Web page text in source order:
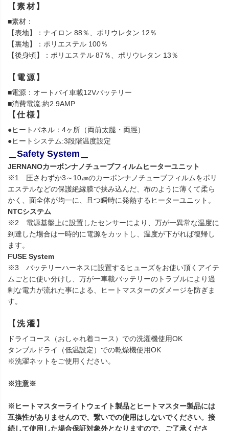
【素材】
■素材：
【表地】：ナイロン 88％、ポリウレタン 12％
【裏地】：ポリエステル 100％
【後身頃】：ポリエステル 87％、ポリウレタン 13％
【電源】
■電源：オートバイ車載12Vバッテリー
■消費電流:約2.9AMP
【仕様】
●ヒートパネル：4ヶ所（両前太腿・両脛）
●ヒートシステム:3段階温度設定
＿Safety System＿
JERNANOカーボンナノチューブフィルムヒーターユニット
※1 圧さわずか3～10㎛のカーボンナノチューブフィルムをポリ
エステルなどの保護絶縁膜で挟み込んだ、布のように薄くて柔ら
かく、面全体が均一に、且つ瞬時に発熱するヒーターユニット。
NTCシステム
※2 電源基盤上に設置したセンサーにより、万が一異常な温度に
到達した場合は一時的に電源をカットし、温度が下がれば復帰し
ます。
FUSE System
※3 バッテリーハーネスに設置するヒューズをお使い頂くアイテ
ムごとに使い分けし、万が一車載バッテリーのトラブルにより過
剰な電力が流れた事による、ヒートマスターのダメージを防ぎま
す。
【洗濯】
ドライコース（おしゃれ着コース）での洗濯機使用OK
タンブルドライ（低温設定）での乾燥機使用OK
※洗濯ネットをご使用ください。
※注意※
※ヒートマスターライトウェイト製品とヒートマスター製品には
互換性がありませんので、繋いでの使用はしないでください。接
続して使用した場合保証対象外となりますので、ご了承くださ